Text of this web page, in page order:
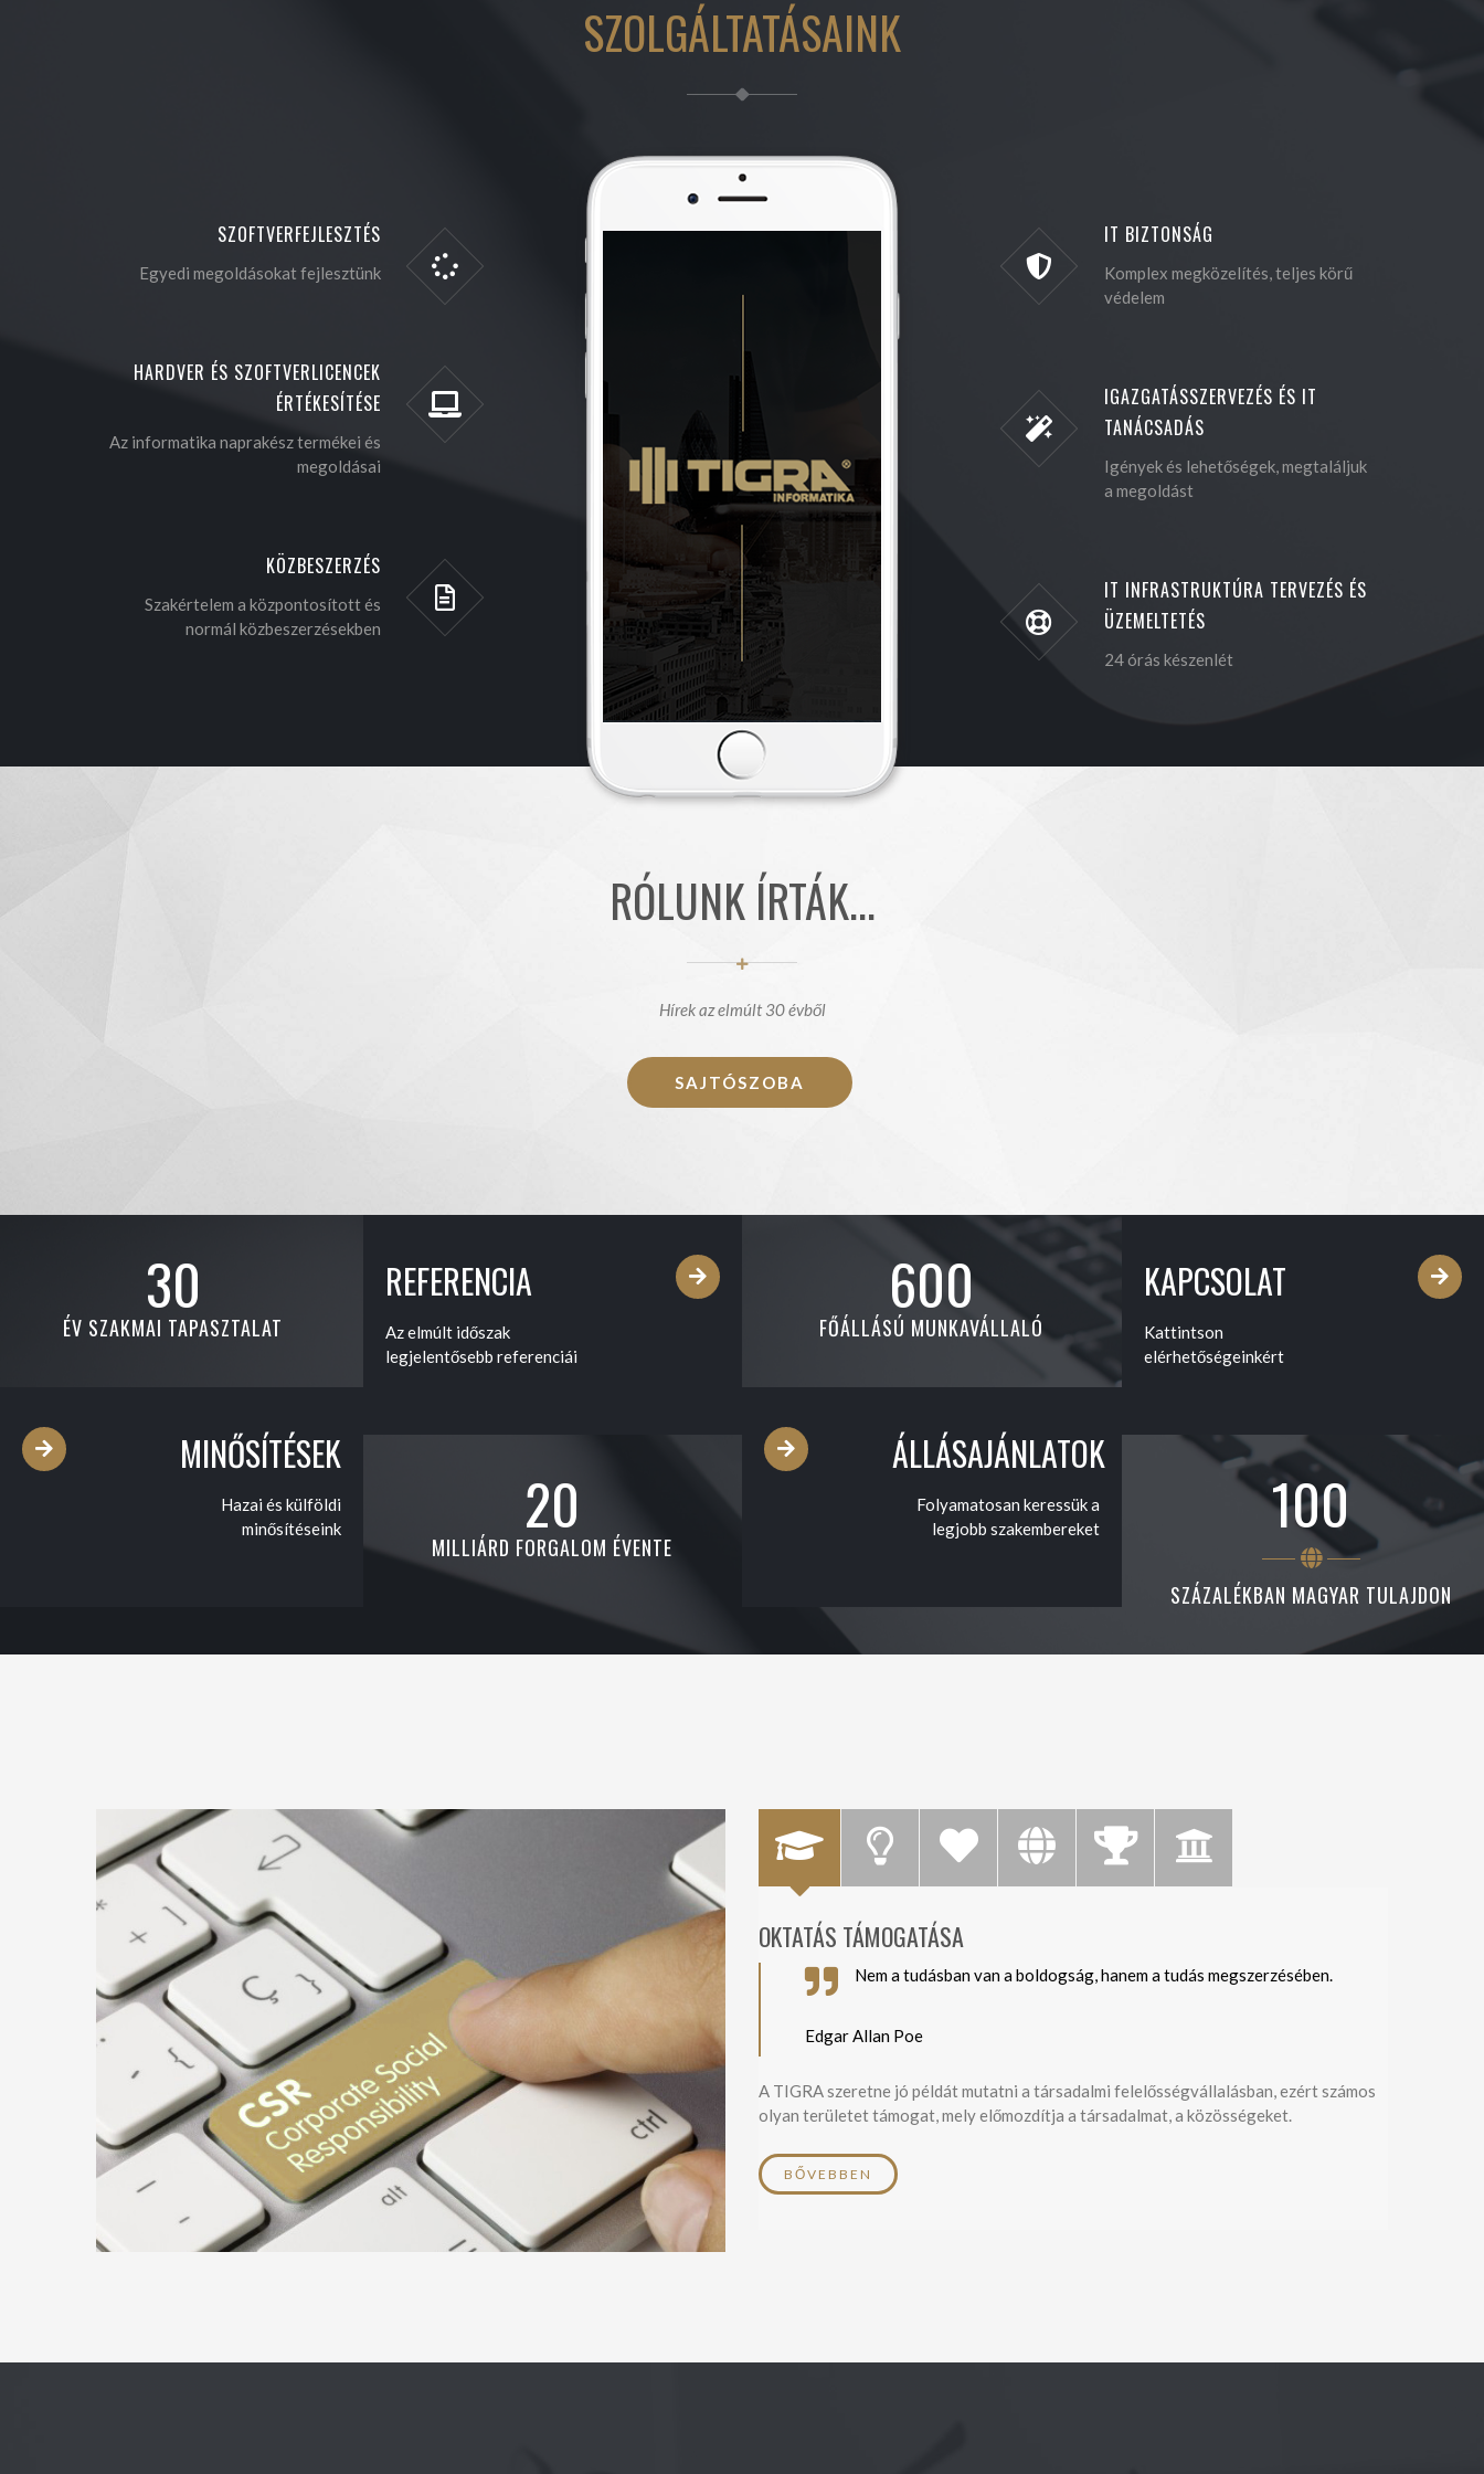
SZOLGÁLTATÁSAINK
SZOFTVERFEJLESZTÉS
Egyedi megoldásokat fejlesztünk
HARDVER ÉS SZOFTVERLICENCEK
ÉRTÉKESÍTÉSE
Az informatika naprakész termékei és
megoldásai
KÖZBESZERZÉS
Szakértelem a központosított és
normál közbeszerzésekben
IT BIZTONSÁG
Komplex megközelítés, teljes körű
védelem
IGAZGATÁSSZERVEZÉS ÉS IT
TANÁCSADÁS
Igények és lehetőségek, megtaláljuk
a megoldást
IT INFRASTRUKTÚRA TERVEZÉS ÉS
ÜZEMELTETÉS
24 órás készenlét
RÓLUNK ÍRTÁK...
Hírek az elmúlt 30 évből
SAJTÓSZOBA
30
ÉV SZAKMAI TAPASZTALAT
MINŐSÍTÉSEK
Hazai és külföldi
minősítéseink
REFERENCIA
Az elmúlt időszak
legjelentősebb referenciái
20
MILLIÁRD FORGALOM ÉVENTE
600
FŐÁLLÁSÚ MUNKAVÁLLALÓ
ÁLLÁSAJÁNLATOK
Folyamatosan keressük a
legjobb szakembereket
KAPCSOLAT
Kattintson
elérhetőségeinkért
100
SZÁZALÉKBAN MAGYAR TULAJDON
OKTATÁS TÁMOGATÁSA
Nem a tudásban van a boldogság, hanem a tudás megszerzésében.
Edgar Allan Poe
A TIGRA szeretne jó példát mutatni a társadalmi felelősségvállalásban, ezért számos
olyan területet támogat, mely előmozdítja a társadalmat, a közösségeket.
BŐVEBBEN